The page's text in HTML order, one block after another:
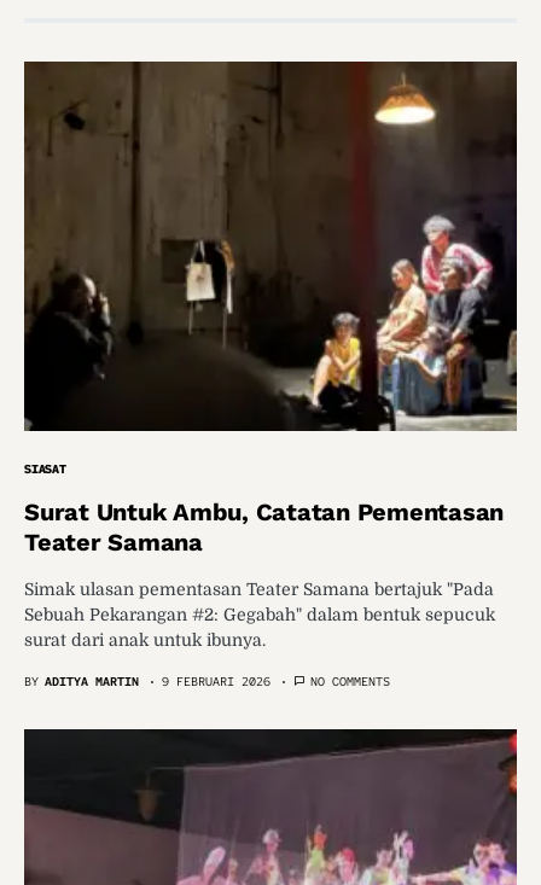
SIASAT
Surat Untuk Ambu, Catatan Pementasan
Teater Samana
Simak ulasan pementasan Teater Samana bertajuk "Pada
Sebuah Pekarangan #2: Gegabah" dalam bentuk sepucuk
surat dari anak untuk ibunya.
BY ADITYA MARTIN 9 FEBRUARI 2026 NO COMMENTS